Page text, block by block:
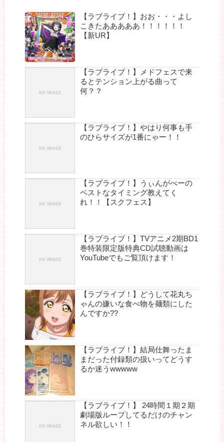
【ラブライブ！】おお・・・よし
こきたあああああ！！！！！！
【新UR】
【ラブライブ！】メドフェスで来
るとテンション上がる曲って
何？？
【ラブライブ！】やはり何事も手
のひらサイズが1番にゃー！！
【ラブライブ！】うぃんがべーの
ベストなタイミング教えてく
れ！！【スクフェス】
【ラブライブ！】TVアニメ2期BD1
巻特装限定版特典CD試聴動画は
YouTubeでもご覧頂けます！
【ラブライブ！】どうして花丸ち
ゃんの嫌いな食べ物を麺類にした
んですか??
【ラブライブ！】結局仕舞ったま
まだった付録類の扱いってどうす
るか迷うwwwww
【ラブライブ！】 24時間１期２期
劇場版ループしてるだけのチャン
ネル欲しい！！